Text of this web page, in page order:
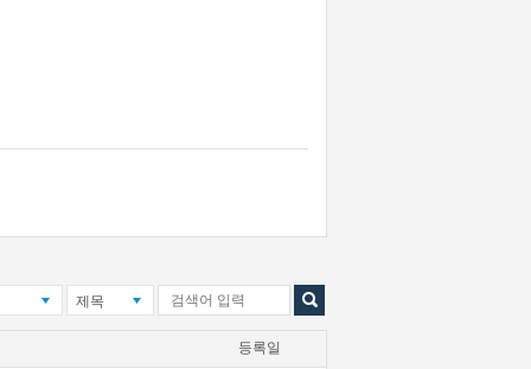
제목
등록일